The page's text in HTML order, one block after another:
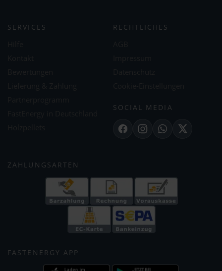
SERVICES RECHTLICHES
SOCIAL MEDIA
FacebookInstagramWhatsApp
X
ZAHLUNGSARTEN
FASTENERGY APP